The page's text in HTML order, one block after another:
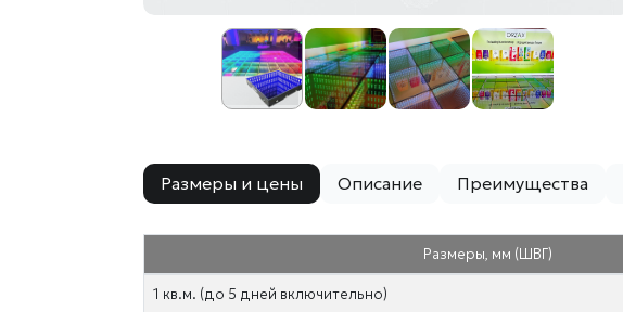
Размеры и цены Описание Преимущества
Размеры, мм (ШВГ)
1 кв.м. (до 5 дней включительно)